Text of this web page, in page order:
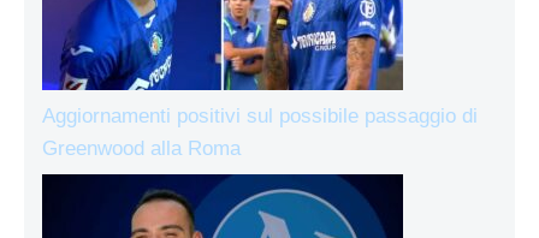
Aggiornamenti positivi sul possibile passaggio di
Greenwood alla Roma